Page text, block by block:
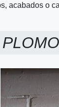
acabados o